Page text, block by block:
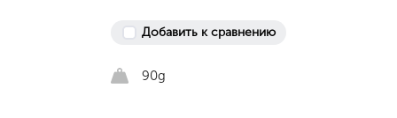
Добавить к сравнению
90g